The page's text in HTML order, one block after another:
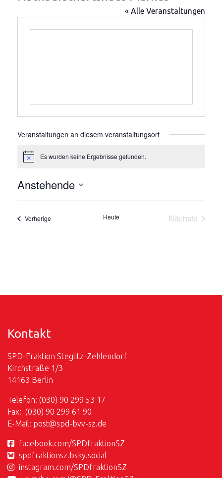
« Alle Veranstaltungen
Veranstaltungen an diesem veranstaltungsort
HinweisEs wurden keine Ergebnisse gefunden.
Anstehende
VorherigeVeranstaltungen Heute
Nächste
Kontakt
SPD-Fraktion Steglitz-Zehlendorf
Kirchstraße 1/3
14163 Berlin
Telefon: (030) 90 299 53 17
Fax: (030) 90 299 61 90
E-Mail: post@spd-bvv-sz.de
facebook.com/SPDfraktionSZ
spdfraktionsz.bsky.social
instagram.com/SPDfraktionSZ